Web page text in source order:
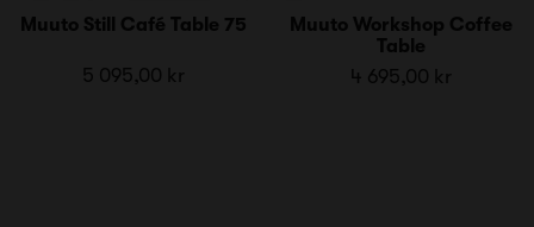
Muuto Still Café Table 75
5 095,00 kr
Muuto Workshop Coffee
Table
4 695,00 kr